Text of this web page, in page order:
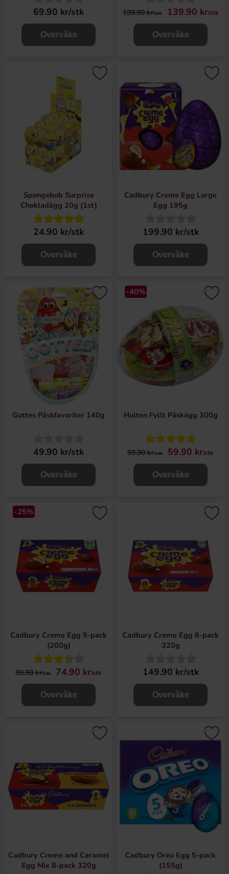
69.90 kr/stk
Overvåke
199.90 kr/stk 139.90 kr/stk
Overvåke
Spongebob Surprise
Chokladägg 20g (1st)
24.90 kr/stk
Overvåke
Cadbury Creme Egg Large
Egg 195g
199.90 kr/stk
Overvåke
Gottes Påskfavoriter 140g
49.90 kr/stk
Overvåke
-40%
Hulten Fyllt Påskägg 300g
99.90 kr/stk 59.90 kr/stk
Overvåke
-25%
Cadbury Creme Egg 5-pack
(200g)
99.90 kr/stk 74.90 kr/stk
Overvåke
Cadbury Creme Egg 8-pack
320g
149.90 kr/stk
Overvåke
Cadbury Creme and Caramel
Egg Mix 8-pack 320g
Cadbury Oreo Egg 5-pack
(155g)